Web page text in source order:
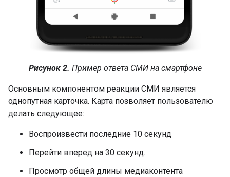
Рисунок 2. Пример ответа СМИ на смартфоне
Основным компонентом реакции СМИ является
однопутная карточка. Карта позволяет пользователю
делать следующее:
Воспроизвести последние 10 секунд
Перейти вперед на 30 секунд.
Просмотр общей длины медиаконтента